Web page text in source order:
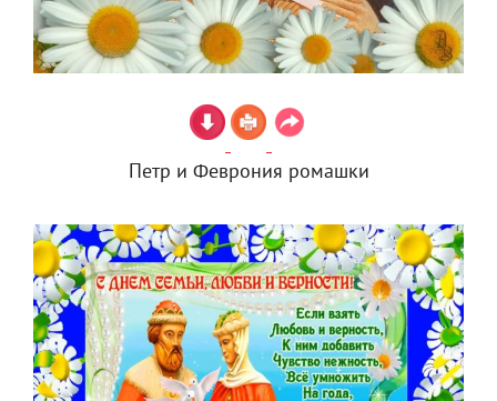
Петр и Феврония ромашки